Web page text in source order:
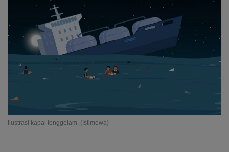
Ilustrasi kapal tenggelam. (Istimewa)